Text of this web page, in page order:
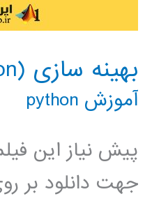
بهینه سازی (optimization) در پایتون
آموزش python
پیش نیاز این
جهت دانلود بر